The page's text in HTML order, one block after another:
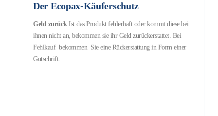
Der Ecopax-Käuferschutz
Geld zurückIst das Produkt fehlerhaft oder kommt diese bei
ihnen nicht an, bekommen sie ihr Geld zurückerstattet. Bei
Fehlkauf bekommen Sie eine Rückerstattung in Form einer
Gutschrift.